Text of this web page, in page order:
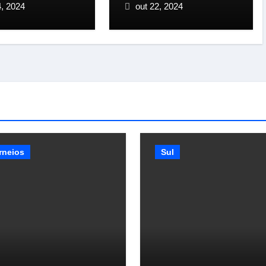
rural
2024
silvestre em Lábrea
out 22, 2024
Sul